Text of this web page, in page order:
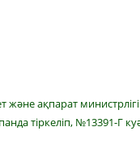
және ақпарат
тіркеліп, №13391-Г